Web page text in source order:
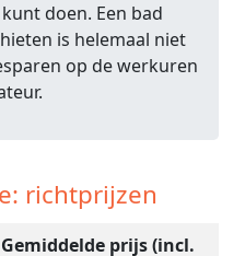
doen. Een bad
is helemaal niet
op de werkuren
richtprijzen
Gemiddelde prijs (incl.